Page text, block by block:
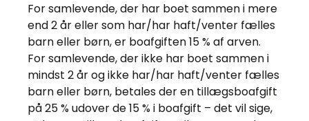
For samlevende, der har boet sammen i mere
end 2 år eller som har/har haft/venter fælles
barn eller børn, er boafgiften 15 % af arven.
For samlevende, der ikke har boet sammen i
mindst 2 år og ikke har/har haft/venter fælles
barn eller børn, betales der en tillægsboafgift
på 25 % udover de 15 % i boafgift – det vil sige,